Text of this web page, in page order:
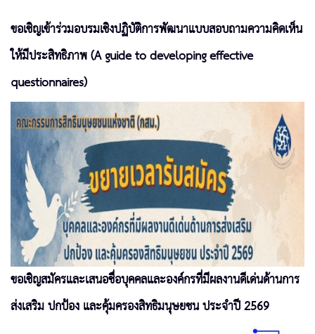
ขอเชิญเข้าร่วมอบรมเชิงปฏิบัติการพัฒนาแบบสอบถามความคิดเห็น
ให้มีประสิทธิภาพ (A guide to developing effective
questionnaires)
ขอเชิญสมัครและเสนอชื่อบุคคลและองค์กรที่มีผลงานดีเด่นด้านการ
ส่งเสริม ปกป้อง และคุ้มครองสิทธิมนุษยชน ประจำปี 2569